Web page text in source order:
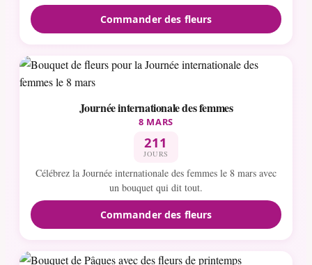
Commander des fleurs
Journée internationale des femmes
8 MARS
211
JOURS
Célébrez la Journée internationale des femmes le 8 mars avec
un bouquet qui dit tout.
Commander des fleurs